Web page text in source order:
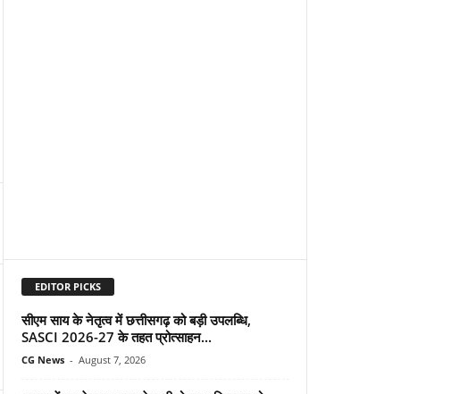
EDITOR PICKS
सीएम साय के नेतृत्व में छत्तीसगढ़ को बड़ी उपलब्धि,
SASCI 2026-27 के तहत प्रोत्साहन...
CG News - August 7, 2026